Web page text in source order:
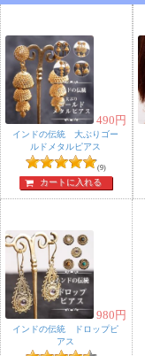
インドの伝統 大ぶりゴー
ルドメタルピアス
490 円
(9)
カートに入れる
インドの伝統 ドロップピ
アス
980 円